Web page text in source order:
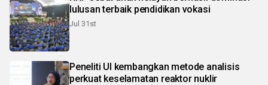
lulusan terbaik pendidikan vokasi
Jul 31st
Peneliti UI kembangkan metode analisis
perkuat keselamatan reaktor nuklir